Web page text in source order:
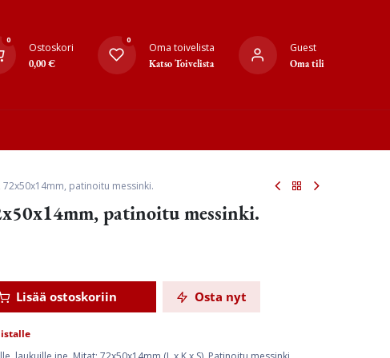
0
Ostoskori
0,00€
0
Oma toivelista
Katso Toivelista
Guest
Oma tili
72x50x14mm, patinoitu messinki.
patinoitu messinki.
Lisää ostoskoriin Osta nyt